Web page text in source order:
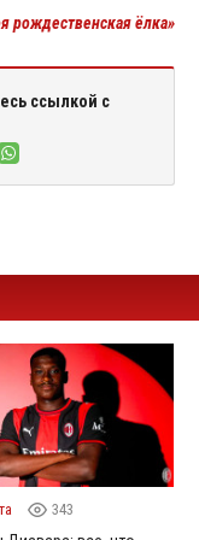
рождественская ёлка»
ссылкой с
343